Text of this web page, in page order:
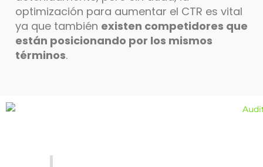
optimización para aumentar el CTR es vital
ya que también existen competidores que
están posicionando por los mismos
términos.